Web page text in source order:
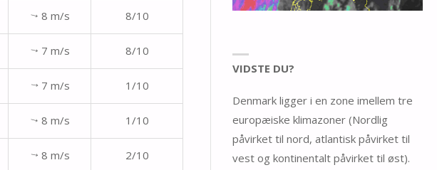
↑8 m/s 8/10
↑7 m/s 8/10
↑7 m/s 1/10
↑8 m/s 1/10
↑8 m/s 2/10
VIDSTE DU?
Denmark ligger i en zone imellem tre
europæiske klimazoner (Nordlig
påvirket til nord, atlantisk påvirket til
vest og kontinentalt påvirket til øst).